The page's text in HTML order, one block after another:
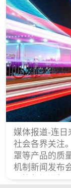
做ISO9001认
媒体报道-连日
社会各界关注
罩等产品的质
机制新闻发布
局等部门进行